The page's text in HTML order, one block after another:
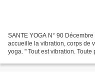
SANTE YOGA N° 90
accueille la vibration, corps de
yoga. " Tout est vibration.